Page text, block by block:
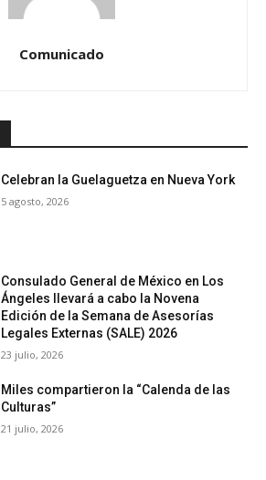
Comunicado
Celebran la Guelaguetza en Nueva York
5 agosto, 2026
Consulado General de México en Los
Ángeles llevará a cabo la Novena
Edición de la Semana de Asesorías
Legales Externas (SALE) 2026
23 julio, 2026
Miles compartieron la “Calenda de las
Culturas”
21 julio, 2026